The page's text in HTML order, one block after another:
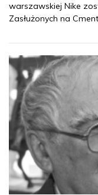
warszawskiej Nike
Zasłużonych na